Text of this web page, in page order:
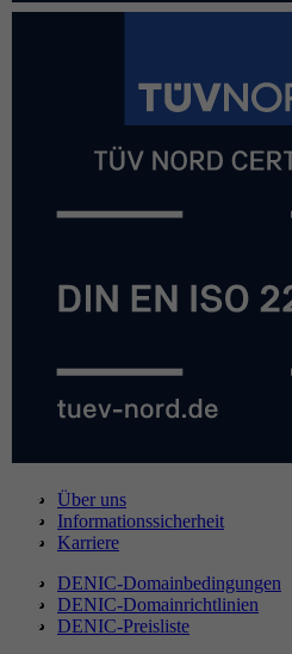
Über uns
Informationssicherheit
Karriere
DENIC-Domainbedingungen
DENIC-Domainrichtlinien
DENIC-Preisliste